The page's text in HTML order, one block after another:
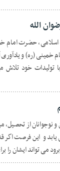
الله
اسلامی، حضرت امام
(ره) و یادآوری
تولیدات خود
نوجوانان از تحصیل،
یابد و این فرصت اگر
می تواند ایشان را